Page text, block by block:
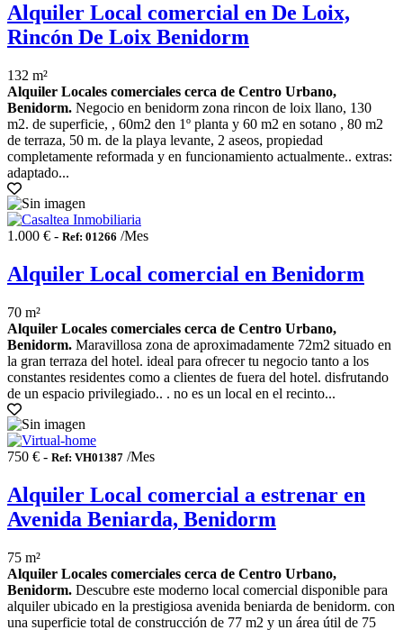
Alquiler Local comercial en De Loix,
Rincón De Loix Benidorm
132 m²
Alquiler Locales comerciales cerca de Centro Urbano,
Benidorm. Negocio en benidorm zona rincon de loix llano, 130
m2. de superficie, , 60m2 den 1º planta y 60 m2 en sotano , 80 m2
de terraza, 50 m. de la playa levante, 2 aseos, propiedad
completamente reformada y en funcionamiento actualmente.. extras:
adaptado...
1.000 € - Ref: 01266 /Mes
Alquiler Local comercial en Benidorm
70 m²
Alquiler Locales comerciales cerca de Centro Urbano,
Benidorm. Maravillosa zona de aproximadamente 72m2 situado en
la gran terraza del hotel. ideal para ofrecer tu negocio tanto a los
constantes residentes como a clientes de fuera del hotel. disfrutando
de un espacio privilegiado.. . no es un local en el recinto...
750 € - Ref: VH01387 /Mes
Alquiler Local comercial a estrenar en
Avenida Beniarda, Benidorm
75 m²
Alquiler Locales comerciales cerca de Centro Urbano,
Benidorm. Descubre este moderno local comercial disponible para
alquiler ubicado en la prestigiosa avenida beniarda de benidorm. con
una superficie total de construcción de 77 m2 y un área útil de 75